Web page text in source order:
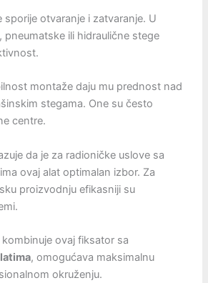
sporije otvaranje i zatvaranje. U
pneumatske ili hidraulične stege
montaže daju mu prednost nad
stegama. One su često
centre.
da je za radioničke uslove sa
ovaj alat optimalan izbor. Za
proizvodnju efikasniji su
ovaj fiksator sa
, omogućava maksimalnu
okruženju.